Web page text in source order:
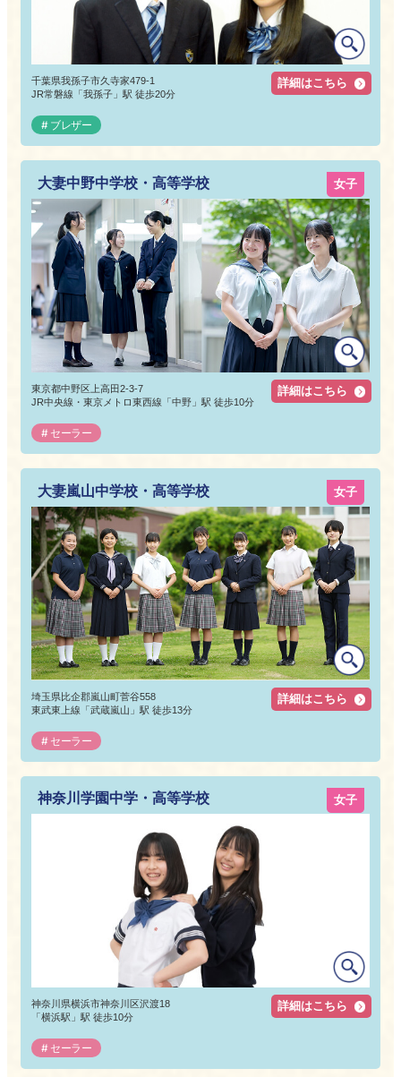
千葉県我孫子市久寺家479-1
JR常磐線「我孫子」駅 徒歩20分
ブレザー
詳細はこちら
大妻中野中学校・高等学校
東京都中野区上高田2-3-7
JR中央線・東京メトロ東西線「中野」駅 徒歩10分
セーラー
女子
詳細はこちら
大妻嵐山中学校・高等学校
埼玉県比企郡嵐山町菅谷558
東武東上線「武蔵嵐山」駅 徒歩13分
セーラー
女子
詳細はこちら
神奈川学園中学・高等学校
神奈川県横浜市神奈川区沢渡18
「横浜駅」駅 徒歩10分
セーラー
女子
詳細はこちら